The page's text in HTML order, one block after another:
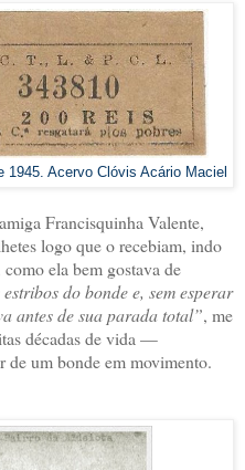
1945. Acervo Clóvis Acário Maciel
Francisquinha Valente,
logo que o recebiam, indo
ela bem gostava de
do bonde e, sem esperar
antes de sua parada total”, me
décadas de vida —
de um bonde em movimento.